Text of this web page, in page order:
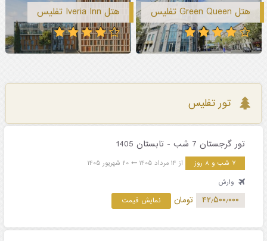
هتل Green Queen تفلیس هتل Iveria Inn تفلیس
تور تفلیس
تور گرجستان 7 شب - تابستان 1405
۷ شب و ۸ روز از ۱۴ مرداد ۱۴۰۵
۲۰ شهریور ۱۴۰۵
وارش
۴۲٫۵۰۰٫۰۰۰ تومان نمایش قیمت